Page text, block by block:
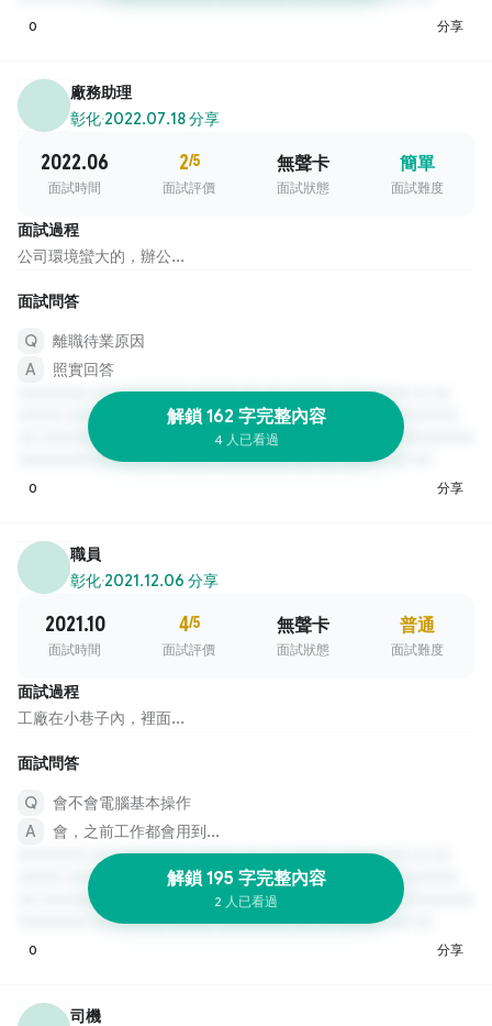
0 分享
廠務助理
彰化·2022.07.18 分享
2022.06
面試時間
2/5
面試評價
無聲卡
面試狀態
簡單
面試難度
面試過程
公司環境蠻大的，辦公...
面試問答
離職待業原因
照實回答
解鎖 162 字完整內容
4 人已看過
0 分享
職員
彰化·2021.12.06 分享
2021.10
面試時間
4/5
面試評價
無聲卡
面試狀態
普通
面試難度
面試過程
工廠在小巷子內，裡面...
面試問答
會不會電腦基本操作
會，之前工作都會用到...
解鎖 195 字完整內容
2 人已看過
0 分享
司機